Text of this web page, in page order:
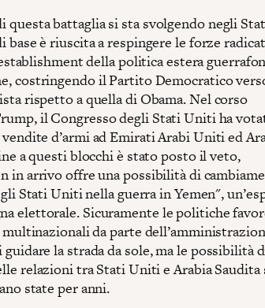
questa battaglia si sta svolgendo negli
è riuscita a respingere le forze
della politica estera
costringendo il Partito Democratico
rispetto a quella di Obama. Nel corso
il Congresso degli Stati Uniti ha
d’armi ad Emirati Arabi Uniti ed
a questi blocchi è stato posto il veto,
in arrivo offre una possibilità di
Stati Uniti nella guerra in Yemen",
elettorale. Sicuramente le politiche
da parte
la strada da sole, ma le possibilità
relazioni tra Stati Uniti e Arabia Saudita
state per anni.